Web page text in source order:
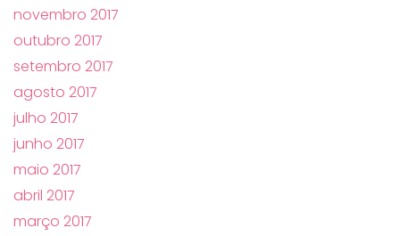
novembro 2017
outubro 2017
setembro 2017
agosto 2017
julho 2017
junho 2017
maio 2017
abril 2017
março 2017